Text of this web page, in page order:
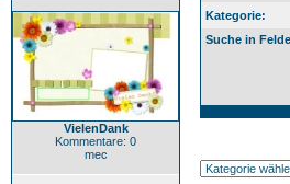
VielenDank
Kommentare: 0
mec
Kategorie:
Suche in